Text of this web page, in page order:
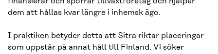
dem att hållas kvar längre i inhemsk ägo.
I praktiken betyder detta att Sitra riktar placeringar
som uppstår på annat håll till Finland. Vi söker